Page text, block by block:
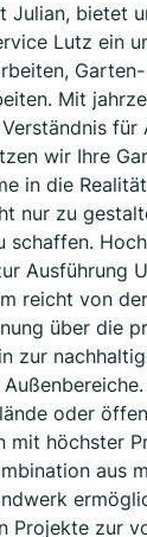
Julian, bietet
Lutz ein
Mit
für
wir Ihre
in die
nur zu
schaffen.
Ausführung
reicht von
über die
zur
oder
mit höchster
aus
Projekte zur